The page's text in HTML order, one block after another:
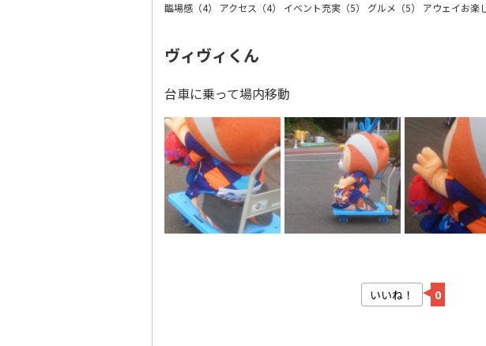
臨場感（4） アクセス（4） イベント充実（5） グルメ（5） アウェイお楽
ヴィヴィくん
台車に乗って場内移動
いいね！ 0